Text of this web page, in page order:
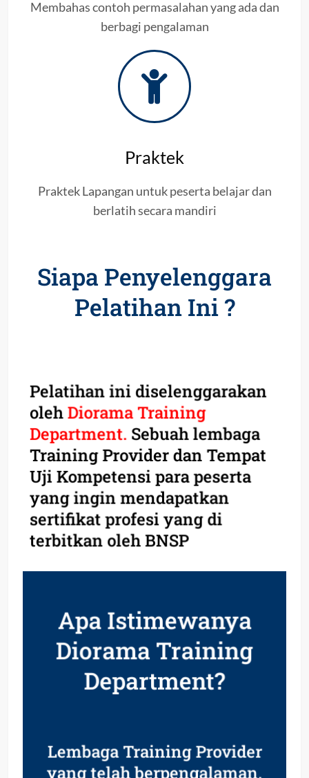
Membahas contoh permasalahan yang ada dan
berbagi pengalaman
Praktek
Praktek Lapangan untuk peserta belajar dan
berlatih secara mandiri
Siapa Penyelenggara
Pelatihan Ini ?
Pelatihan ini diselenggarakan
olehDiorama Training
Department. Sebuah lembaga
Training Provider dan Tempat
Uji Kompetensi para peserta
yang ingin mendapatkan
sertifikat profesi yang di
terbitkan oleh BNSP
Apa Istimewanya
Diorama Training
Department?
Lembaga Training Provider
yang telah berpengalaman.